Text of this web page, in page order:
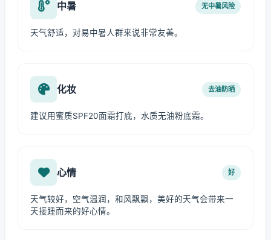
中暑 无中暑风险
天气舒适，对易中暑人群来说非常友善。
化妆 去油防晒
建议用蜜质SPF20面霜打底，水质无油粉底霜。
心情 好
天气较好，空气温润，和风飘飘，美好的天气会带来一
天接踵而来的好心情。